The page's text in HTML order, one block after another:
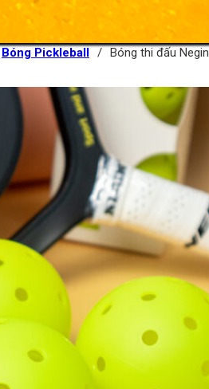
Bóng Pickleball / Bóng thi đấu Negin